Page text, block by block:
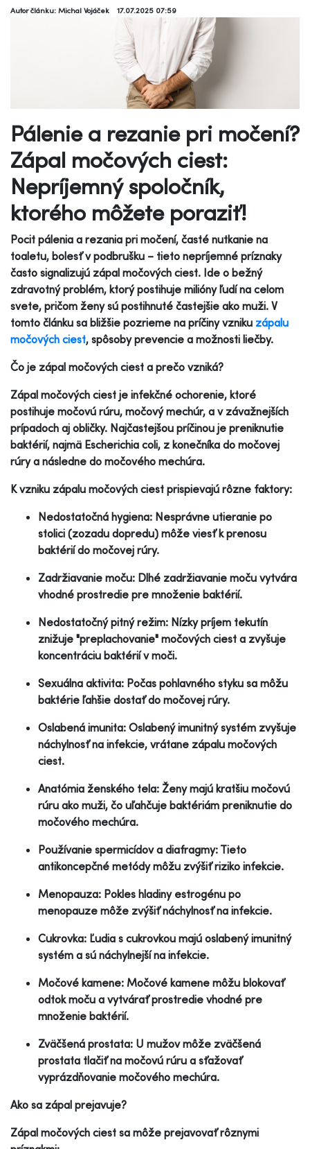
Autor článku: Michal Vojáček 17.07.2025 07:59
Pálenie a rezanie pri močení?
Zápal močových ciest:
Nepríjemný spoločník,
ktorého môžete poraziť!
Pocit pálenia a rezania pri močení, časté nutkanie na
toaletu, bolesť v podbrušku – tieto nepríjemné príznaky
často signalizujú zápal močových ciest. Ide o bežný
zdravotný problém, ktorý postihuje milióny ľudí na celom
svete, pričom ženy sú postihnuté častejšie ako muži. V
tomto článku sa bližšie pozrieme na príčiny vzniku zápalu
močových ciest, spôsoby prevencie a možnosti liečby.
Čo je zápal močových ciest a prečo vzniká?
Zápal močových ciest je infekčné ochorenie, ktoré
postihuje močovú rúru, močový mechúr, a v závažnejších
prípadoch aj obličky. Najčastejšou príčinou je preniknutie
baktérií, najmä Escherichia coli, z konečníka do močovej
rúry a následne do močového mechúra.
K vzniku zápalu močových ciest prispievajú rôzne faktory:
Nedostatočná hygiena: Nesprávne utieranie po
stolici (zozadu dopredu) môže viesť k prenosu
baktérií do močovej rúry.
Zadržiavanie moču: Dlhé zadržiavanie moču vytvára
vhodné prostredie pre množenie baktérií.
Nedostatočný pitný režim: Nízky príjem tekutín
znižuje "preplachovanie" močových ciest a zvyšuje
koncentráciu baktérií v moči.
Sexuálna aktivita: Počas pohlavného styku sa môžu
baktérie ľahšie dostať do močovej rúry.
Oslabená imunita: Oslabený imunitný systém zvyšuje
náchylnosť na infekcie, vrátane zápalu močových
ciest.
Anatómia ženského tela: Ženy majú kratšiu močovú
rúru ako muži, čo uľahčuje baktériám preniknutie do
močového mechúra.
Používanie spermicídov a diafragmy: Tieto
antikoncepčné metódy môžu zvýšiť riziko infekcie.
Menopauza: Pokles hladiny estrogénu po
menopauze môže zvýšiť náchylnosť na infekcie.
Cukrovka: Ľudia s cukrovkou majú oslabený imunitný
systém a sú náchylnejší na infekcie.
Močové kamene: Močové kamene môžu blokovať
odtok moču a vytvárať prostredie vhodné pre
množenie baktérií.
Zväčšená prostata: U mužov môže zväčšená
prostata tlačiť na močovú rúru a sťažovať
vyprázdňovanie močového mechúra.
Ako sa zápal prejavuje?
Zápal močových ciest sa môže prejavovať rôznymi